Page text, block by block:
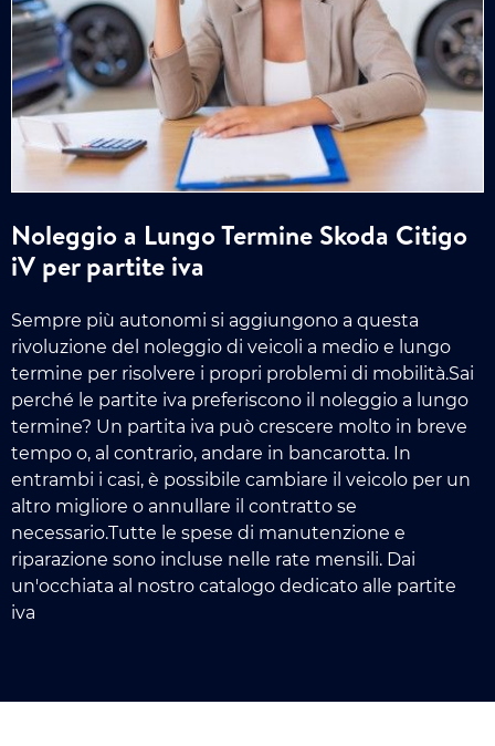
Noleggio a Lungo Termine Skoda Citigo
iV per partite iva
Sempre più autonomi si aggiungono a questa
rivoluzione del noleggio di veicoli a medio e lungo
termine per risolvere i propri problemi di mobilità.Sai
perché le partite iva preferiscono il noleggio a lungo
termine? Un partita iva può crescere molto in breve
tempo o, al contrario, andare in bancarotta. In
entrambi i casi, è possibile cambiare il veicolo per un
altro migliore o annullare il contratto se
necessario.Tutte le spese di manutenzione e
riparazione sono incluse nelle rate mensili. Dai
un'occhiata al nostro catalogo dedicato alle partite
iva